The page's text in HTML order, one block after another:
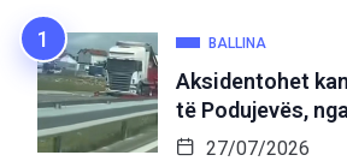
BALLINA
Aksidentohet
të Podujevës,
27/07/2026